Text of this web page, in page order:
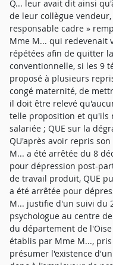
Q... leur avait dit ainsi
de leur collègue
responsable cadre »
Mme M... qui redevenait
répétées afin de quitter
conventionnelle, si les 9
proposé à plusieurs
congé maternité, de
il doit être relevé
telle proposition et qu'ils
salariée ; QUE sur la
QU'après avoir repris
M... a été arrêtée du 8
pour dépression post-
de travail produit, QUE
a été arrêtée pour
M... justifie d'un suivi du
psychologue au centre
du département de
établis par Mme M...,
présumer l'existence